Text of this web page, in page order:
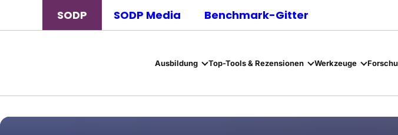
SODP SODP Media Benchmark-Gitter
Ausbildung Top-Tools & Rezensionen Werkzeuge